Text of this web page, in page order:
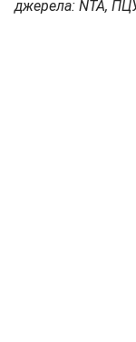
джерела: NTA,